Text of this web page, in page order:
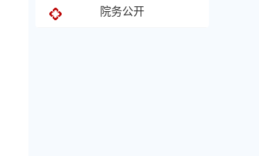
院务公开